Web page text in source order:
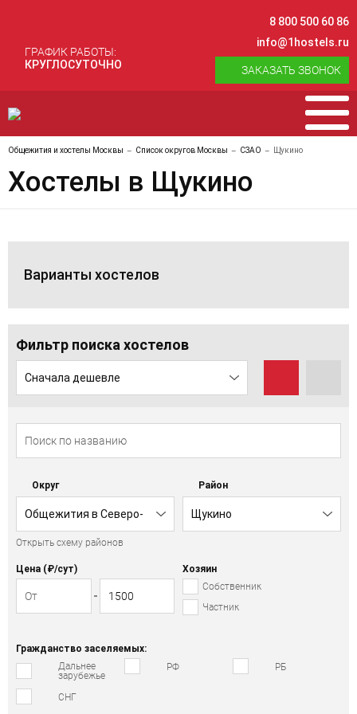
ГРАФИК РАБОТЫ:
КРУГЛОСУТОЧНО
8 800 500 60 86
info@1hostels.ru
ЗАКАЗАТЬ ЗВОНОК
Общежития и хостелы Москвы Список округов Москвы СЗАО Щукино
Хостелы в Щукино
Варианты хостелов
Фильтр поиска хостелов
Сначала дешевле
Округ
Общежития в Северо-
Западном АО
Открыть схему районов
Район
Щукино
Цена (₽/cут)
Хозяин
Собственник
Частник
Гражданство заселяемых:
Дальнее
зарубежье
РФ РБ
СНГ